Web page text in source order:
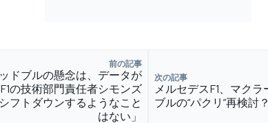
前の記事
ドブルの懸念は、データが
の技術部門責任者シモンズ
フトダウンするようなこと
はない」
次の記事
メルセデスF1、マク
ブルの“パクリ”再検